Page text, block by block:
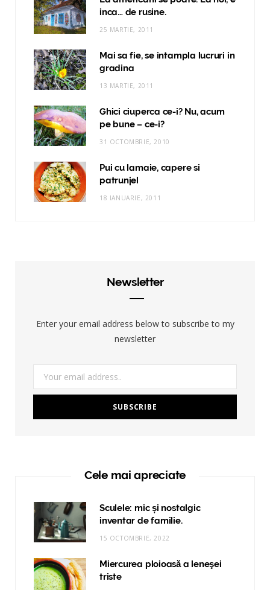
inca… de rusine.
25 MARTIE, 2011
Mai sa fie, se intampla lucruri in
gradina
13 MARTIE, 2011
Ghici ciuperca ce-i? Nu, acum
pe bune – ce-i?
31 OCTOMBRIE, 2010
Pui cu lamaie, capere si
patrunjel
18 IANUARIE, 2011
Newsletter
Enter your email address below to subscribe to my
newsletter
Cele mai apreciate
Sculele: mic și nostalgic
inventar de familie.
15 OCTOMBRIE, 2022
Miercurea ploioasă a leneşei
triste